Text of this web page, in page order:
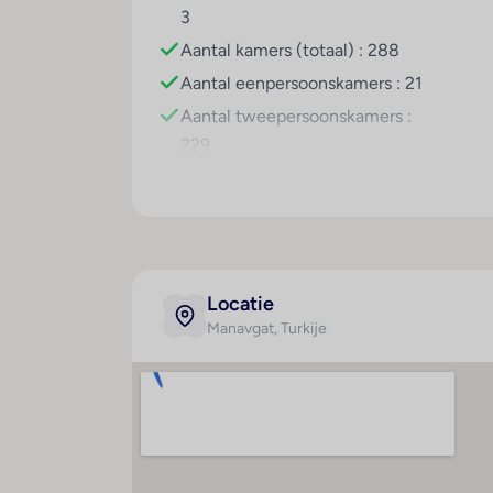
All Inclusive
Belangrijke informatie
honden niet toegestaan
Deze reis/accommodatie is
3
Aantal kamers (totaal) : 288
Aantal eenpersoonskamers : 21
Aantal tweepersoonskamers :
229
Hotelkluis : 1
Wisselkantoor : 1
Winkels : 1
Locatie
Manavgat, Turkije